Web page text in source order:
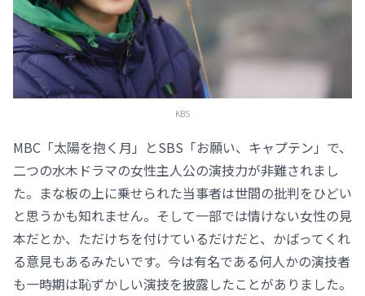
KBS
MBC「太陽を抱く月」とSBS「お願い、キャプテン」で、
二つの水木ドラマの女性主人公の演技力が非難されまし
た。まな板の上に乗せられた当事者は世間の批判をひどい
と思うかも知れません。そして一部では情けない女性の見
本だとか、ただけちを付けているだけだと、かばってくれ
る意見もあるみたいです。今は有名である何人かの演技者
も一時期は恥ずかしい演技を披露したことがありました。